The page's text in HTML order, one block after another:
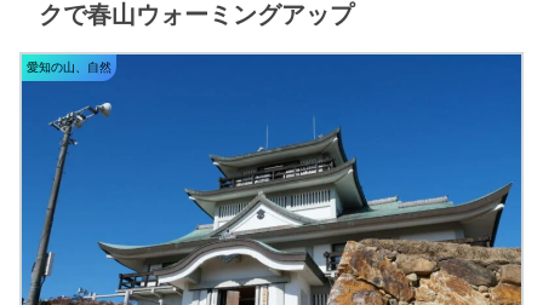
クで春山ウォーミングアップ
愛知の山、自然